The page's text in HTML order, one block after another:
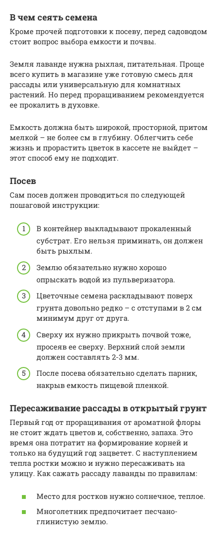
В чем сеять семена
Кроме прочей подготовки к посеву, перед садоводом
стоит вопрос выбора емкости и почвы.
Земля лаванде нужна рыхлая, питательная. Проще
всего купить в магазине уже готовую смесь для
рассады или универсальную для комнатных
растений. Но перед проращиванием рекомендуется
ее прокалить в духовке.
Емкость должна быть широкой, просторной, притом
мелкой – не более см в глубину. Облегчить себе
жизнь и прорастить цветок в кассете не выйдет –
этот способ ему не подходит.
Посев
Сам посев должен проводиться по следующей
пошаговой инструкции:
В контейнер выкладывают прокаленный
субстрат. Его нельзя приминать, он должен
быть рыхлым.
Землю обязательно нужно хорошо
опрыскать водой из пульверизатора.
Цветочные семена раскладывают поверх
грунта довольно редко – с отступами в 2 см
минимум друг от друга.
Сверху их нужно прикрыть почвой тоже,
просеяв ее сверху. Верхний слой земли
должен составлять 2-3 мм.
После посева обязательно сделать парник,
накрыв емкость пищевой пленкой.
Пересаживание рассады в открытый грунт
Первый год от проращивания от ароматной флоры
не стоит ждать цветов и, собственно, запаха. Это
время она потратит на формирование корней и
только на будущий год зацветет. С наступлением
тепла ростки можно и нужно пересаживать на
улицу. Как сажать рассаду лаванды по правилам:
Место для ростков нужно солнечное, теплое.
Многолетник предпочитает песчано-
глинистую землю.